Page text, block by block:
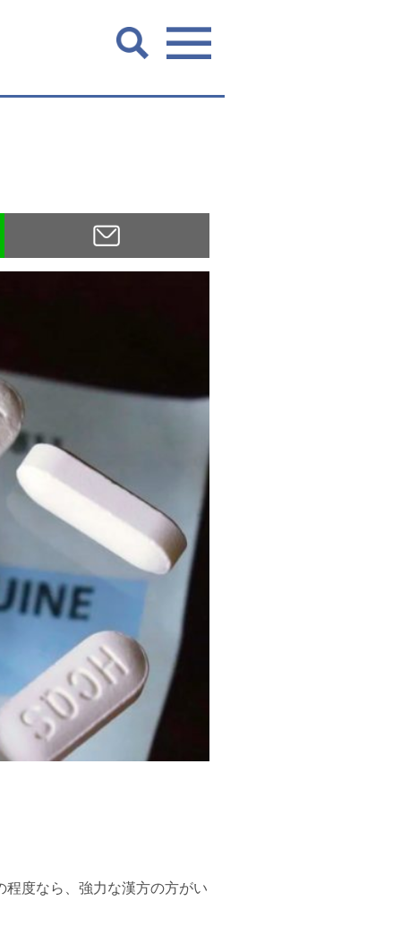
度なら、強力な漢方の方がい